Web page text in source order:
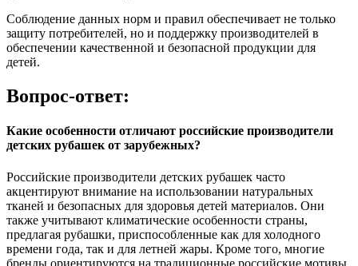
Соблюдение данных норм и правил обеспечивает не только
защиту потребителей, но и поддержку производителей в
обеспечении качественной и безопасной продукции для
детей.
Вопрос-ответ:
Какие особенности отличают российские производители
детских рубашек от зарубежных?
Российские производители детских рубашек часто
акцентируют внимание на использовании натуральных
тканей и безопасных для здоровья детей материалов. Они
также учитывают климатические особенности страны,
предлагая рубашки, приспособленные как для холодного
времени года, так и для летней жары. Кроме того, многие
бренды ориентируются на традиционные российские мотивы